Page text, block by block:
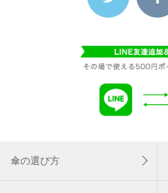
傘の選び方